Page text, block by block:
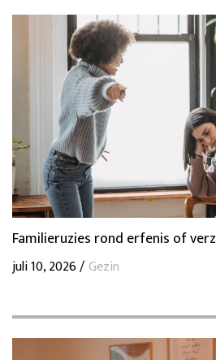
Familieruzies rond erfenis of
juli 10, 2026 /Gezin